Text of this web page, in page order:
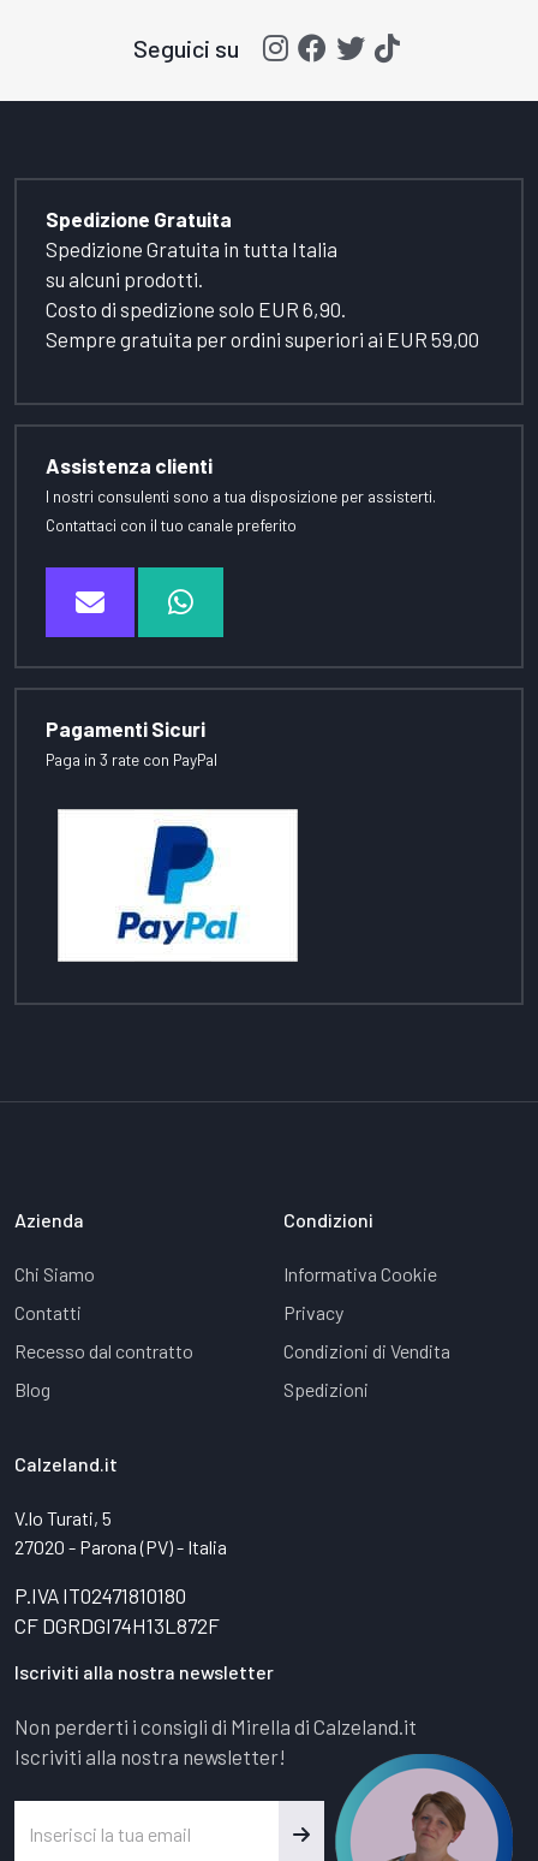
Seguici su
Spedizione Gratuita
Spedizione Gratuita in tutta Italia
su alcuni prodotti.
Costo di spedizione solo EUR 6,90.
Sempre gratuita per ordini superiori ai EUR 59,00
Assistenza clienti
I nostri consulenti sono a tua disposizione per assisterti.
Contattaci con il tuo canale preferito
Pagamenti Sicuri
Paga in 3 rate con PayPal
Azienda
Chi Siamo
Contatti
Recesso dal contratto
Blog
Condizioni
Informativa Cookie
Privacy
Condizioni di Vendita
Spedizioni
Calzeland.it
V.lo Turati, 5
27020 - Parona (PV) - Italia
P.IVA IT02471810180
CF DGRDGI74H13L872F
Iscriviti alla nostra newsletter
Non perderti i consigli di Mirella di Calzeland.it
Iscriviti alla nostra newsletter!